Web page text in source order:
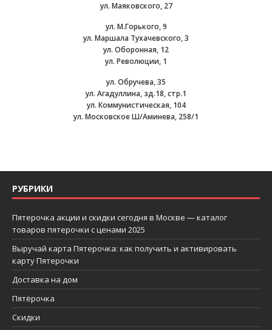
ул. Маяковского, 27
ул. М.Горького, 9
ул. Маршала Тухачевского, 3
ул. Оборонная, 12
ул. Революции, 1
ул. Обручева, 35
ул. Агадуллина, зд.18, стр.1
ул. Коммунистическая, 104
ул. Московское Ш/Аминева, 258/1
РУБРИКИ
Пятерочка акции и скидки сегодня в Москве — каталог
товаров пятерочки с ценами 2025
Выручай карта Пятерочка: как получить и активировать
карту Пятерочки
Доставка на дом
Пятёрочка
Скидки